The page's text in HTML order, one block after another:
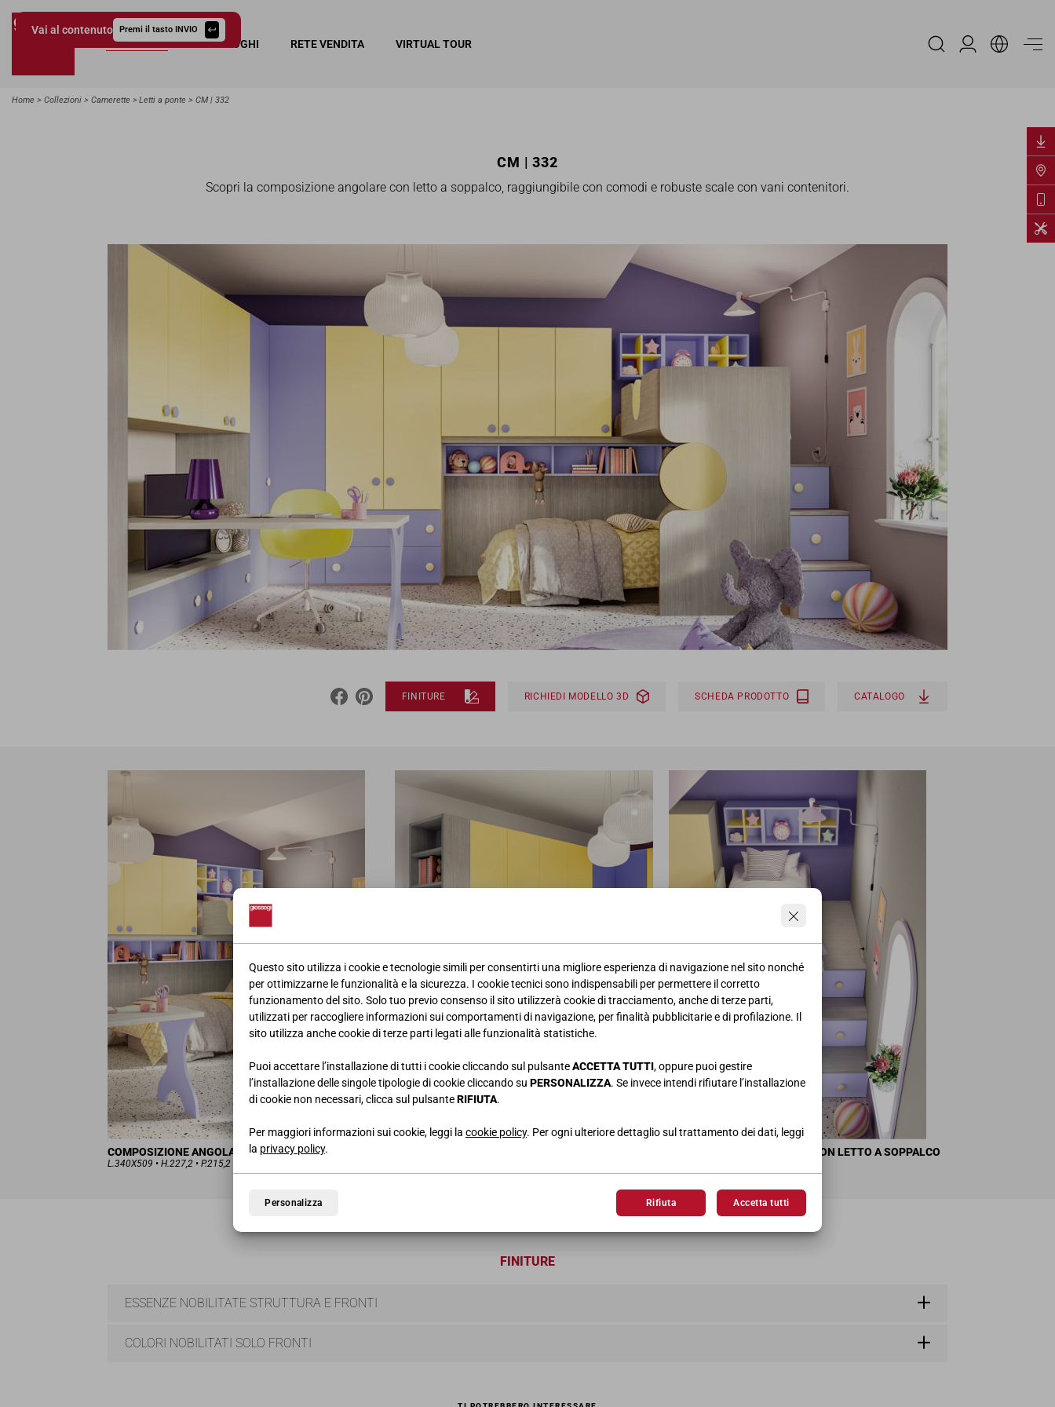
Questo sito utilizza i cookie e tecnologie simili per consentirti una migliore esperienza di navigazione nel sito nonché
per ottimizzarne le funzionalità e la sicurezza. I cookie tecnici sono indispensabili per permettere il corretto
funzionamento del sito. Solo tuo previo consenso il sito utilizzerà cookie di tracciamento, anche di terze parti,
utilizzati per raccogliere informazioni sui comportamenti di navigazione, per finalità pubblicitarie e di profilazione. Il
sito utilizza anche cookie di terze parti legati alle funzionalità statistiche.
Puoi accettare l’installazione di tutti i cookie cliccando sul pulsanteACCETTA TUTTI, oppure puoi gestire
l’installazione delle singole tipologie di cookie cliccando su PERSONALIZZA. Se invece intendi rifiutare l’installazione
di cookie non necessari, clicca sul pulsanteRIFIUTA.
Per maggiori informazioni sui cookie, leggi la cookie policy. Per ogni ulteriore dettaglio sul trattamento dei dati, leggi
la privacy policy.
Personalizza Rifiuta Accetta tutti
Vai al contenuto Premi il tasto INVIO
COLLEZIONI CATALOGHI RETE VENDITA VIRTUAL TOUR
Area Riservata
Home Collezioni Camerette Letti a ponte CM | 332
CM | 332
Scopri la composizione angolare con letto a soppalco, raggiungibile con comodi e robuste scale con vani contenitori.
FINITURE RICHIEDI MODELLO 3D SCHEDA PRODOTTO CATALOGO
COMPOSIZIONE ANGOLARE CON LETTO A SOPPALCO
L.340X509 • H.227,2 • P.215,2
COMPOSIZIONE ANGOLARE CON LETTO A SOPPALCO
FINITURE
ESSENZE NOBILITATE STRUTTURA E FRONTI
COLORI NOBILITATI SOLO FRONTI